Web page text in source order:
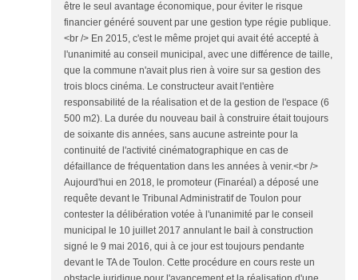
être le seul avantage économique, pour éviter le risque
financier généré souvent par une gestion type régie publique.
<br /> En 2015, c'est le même projet qui avait été accepté à
l'unanimité au conseil municipal, avec une différence de taille,
que la commune n'avait plus rien à voire sur sa gestion des
trois blocs cinéma. Le constructeur avait l'entière
responsabilité de la réalisation et de la gestion de l'espace (6
500 m2). La durée du nouveau bail à construire était toujours
de soixante dis années, sans aucune astreinte pour la
continuité de l'activité cinématographique en cas de
défaillance de fréquentation dans les années à venir.<br />
Aujourd'hui en 2018, le promoteur (Finaréal) a déposé une
requête devant le Tribunal Administratif de Toulon pour
contester la délibération votée à l'unanimité par le conseil
municipal le 10 juillet 2017 annulant le bail à construction
signé le 9 mai 2016, qui à ce jour est toujours pendante
devant le TA de Toulon. Cette procédure en cours reste un